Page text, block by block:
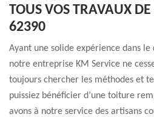
TOUS VOS TRAVAUX
62390
Ayant une solide expérience dans le
notre entreprise KM Service ne
toujours chercher les méthodes et
puissiez bénéficier d’une toiture
avons à notre service des artisans